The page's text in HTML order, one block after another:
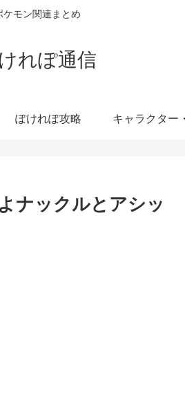
ケモン関連まとめ
れぽ通信
ぽけれぽ攻略 キャラクター
ナックルとアシッ